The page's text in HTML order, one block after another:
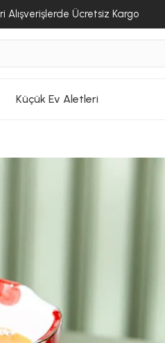
Alışverişlerde Ücretsiz Kargo
Küçük Ev Aletleri